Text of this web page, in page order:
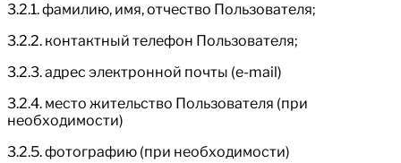
3.2.1. фамилию, имя, отчество Пользователя;
3.2.2. контактный телефон Пользователя;
3.2.3. адрес электронной почты (e-mail)
3.2.4. место жительство Пользователя (при
необходимости)
3.2.5. фотографию (при необходимости)